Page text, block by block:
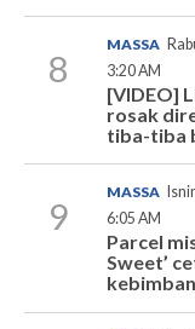
8
MASSA
3:20 AM
[VIDEO]
rosak
tiba-tiba
9
MASSA
6:05 AM
Parcel
Sweet’